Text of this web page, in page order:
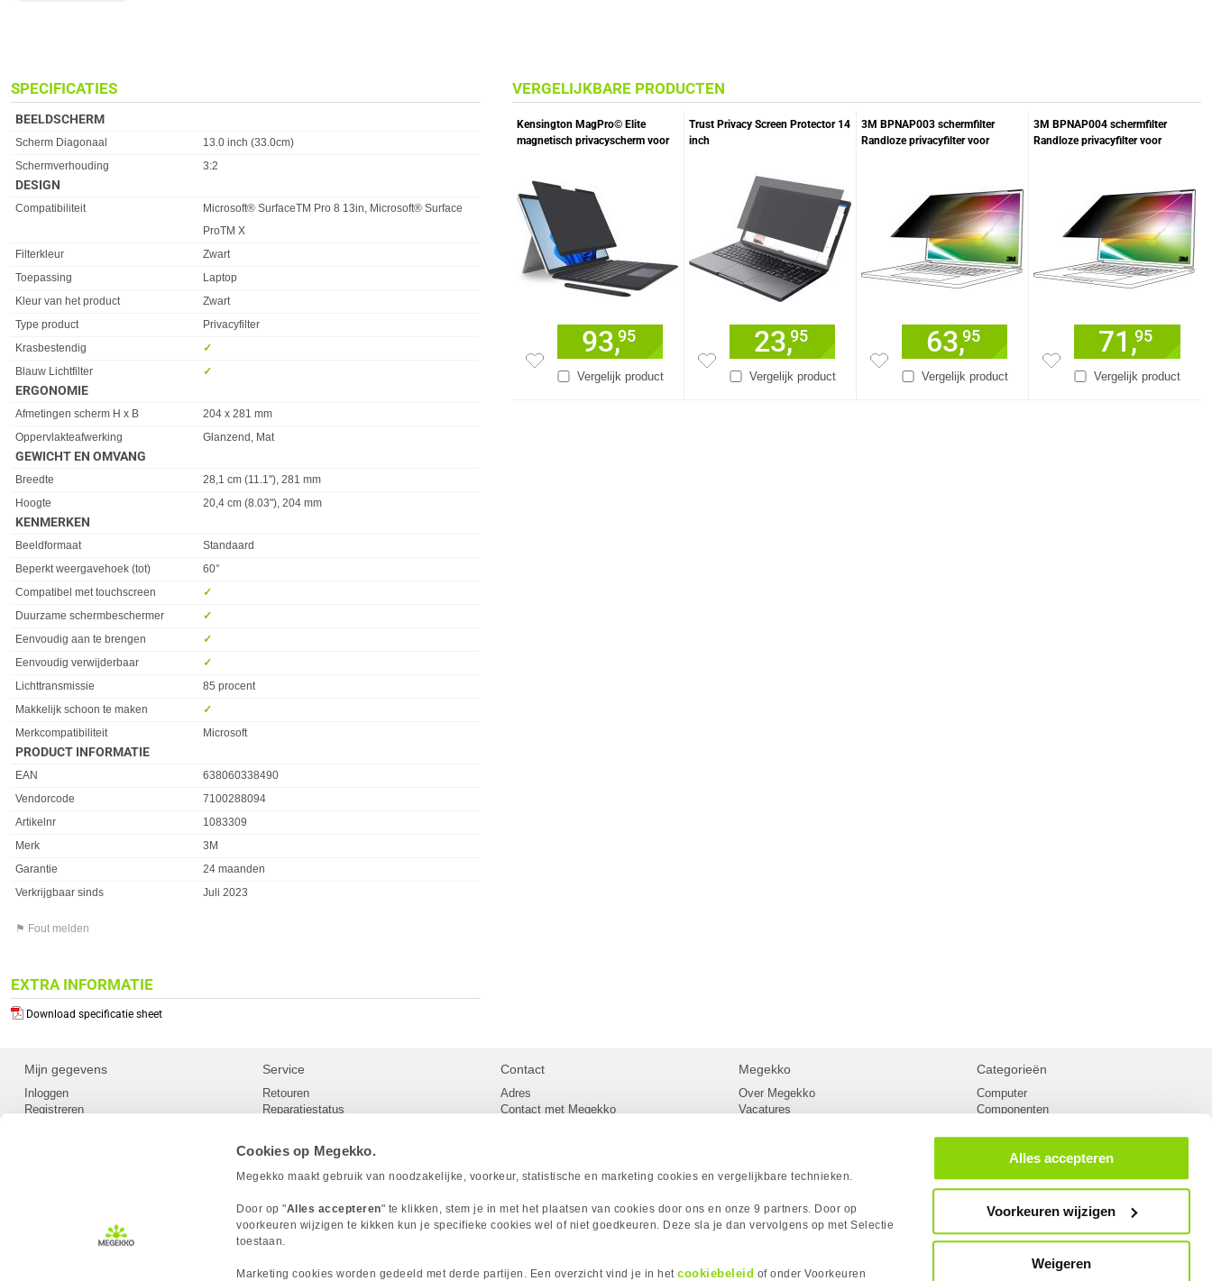
Cookies op Megekko.
Megekko maakt gebruik van noodzakelijke, voorkeur, statistische en marketing cookies en vergelijkbare technieken.
Door op "Alles accepteren" te klikken, stem je in met het plaatsen van cookies door ons en onze 9 partners. Door op
voorkeuren wijzigen te kikken kun je specifieke cookies wel of niet goedkeuren. Deze sla je dan vervolgens op met Selectie
toestaan.
Marketing cookies worden gedeeld met derde partijen. Een overzicht vind je in hetcookiebeleid of onder Voorkeuren
Alles accepteren
Voorkeuren wijzigen
Weigeren
SPECIFICATIES
BEELDSCHERM
Eigenschap Waarde
Scherm Diagonaal
13.0 inch (33.0cm)
Schermverhouding
3:2
DESIGN
Eigenschap Waarde
Compatibiliteit
Microsoft® SurfaceTM Pro 8 13in, Microsoft® Surface
ProTM X
Filterkleur
Zwart
Toepassing
Laptop
Kleur van het product
Zwart
Type product
Privacyfilter
Krasbestendig
✓︎
Blauw Lichtfilter
✓︎
ERGONOMIE
Eigenschap Waarde
Afmetingen scherm H x B
204 x 281 mm
Oppervlakteafwerking
Glanzend, Mat
GEWICHT EN OMVANG
Eigenschap
Breedte
28,1 cm (11.1"), 281 mm
Hoogte
20,4 cm (8.03"), 204 mm
KENMERKEN
Eigenschap Waarde
Beeldformaat
Standaard
Beperkt weergavehoek (tot)
60°
Compatibel met touchscreen
✓︎
Duurzame schermbeschermer
✓︎
Eenvoudig aan te brengen
✓︎
Eenvoudig verwijderbaar
✓︎
Lichttransmissie
85 procent
Makkelijk schoon te maken
✓︎
Merkcompatibiliteit
Microsoft
PRODUCT INFORMATIE
EAN
638060338490
Vendorcode
7100288094
Artikelnr
1083309
Merk
3M
Garantie
24 maanden
Verkrijgbaar sinds
Juli 2023
⚑ Fout melden
EXTRA INFORMATIE
Download specificatie sheet
VERGELIJKBARE PRODUCTEN
Kensington MagPro© Elite
magnetisch privacyscherm voor
Vergelijk product
93,95
Trust Privacy Screen Protector 14
inch
Vergelijk product
23,95
3M BPNAP003 schermfilter
Randloze privacyfilter voor
Vergelijk product
63,95
3M BPNAP004 schermfilter
Randloze privacyfilter voor
Vergelijk product
71,95
Mijn gegevens
Inloggen
Registreren
Service
Retouren
Reparatiestatus
Herroepingsrecht
Betaalmethoden
Megekko builds
Toegankelijkheid
Contact
Adres
Contact met Megekko
Megekko
Over Megekko
Vacatures
Sitemap
Acties
Megekko Academy
Megekko Forum
Categorieën
Computer
Componenten
Kabels
Netwerk
Gaming laptops
PC Systemen
Megekko fanshop